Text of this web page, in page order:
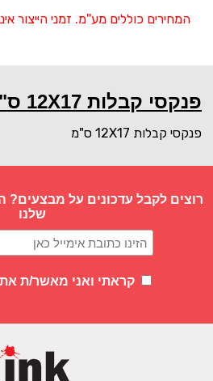
המחירים כוללים מע''מ. זמני הייצור
פנקסי קבלות 12X17 ס"מ
פנקסי קבלות 12X17 ס"מ
רוצים לקבל עדכונים על
שלנו
קראתי ואני מאשר/ת את